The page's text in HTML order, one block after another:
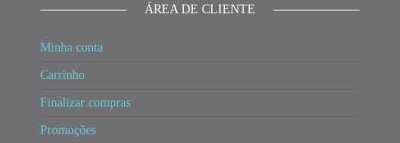
ÁREA DE CLIENTE
Minha conta
Carrinho
Finalizar compras
Promoções